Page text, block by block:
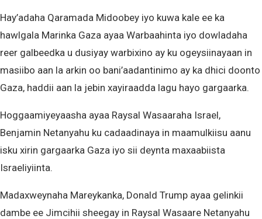
Hay’adaha Qaramada Midoobey iyo kuwa kale ee ka
hawlgala Marinka Gaza ayaa Warbaahinta iyo dowladaha
reer galbeedka u dusiyay warbixino ay ku ogeysiinayaan in
masiibo aan la arkin oo bani’aadantinimo ay ka dhici doonto
Gaza, haddii aan la jebin xayiraadda lagu hayo gargaarka.
Hoggaamiyeyaasha ayaa Raysal Wasaaraha Israel,
Benjamin Netanyahu ku cadaadinaya in maamulkiisu aanu
isku xirin gargaarka Gaza iyo sii deynta maxaabiista
Israeliyiinta.
Madaxweynaha Mareykanka, Donald Trump ayaa gelinkii
dambe ee Jimcihii sheegay in Raysal Wasaare Netanyahu